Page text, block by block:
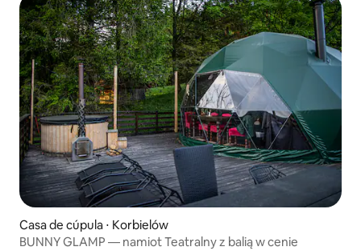
Casa de cúpula ⋅ Korbielów
BUNNY GLAMP — namiot Teatralny z balią w cenie